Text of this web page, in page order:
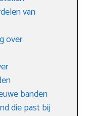
van
over
banden
die past bij